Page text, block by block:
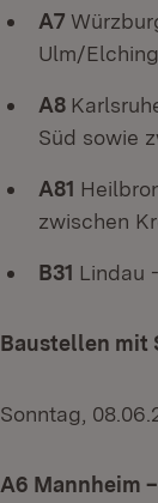
A7
Ulm/
A8
Süd sowie
A81
zwischen
B31 Lindau
Baustellen mit
Sonntag,
A6 Mannheim